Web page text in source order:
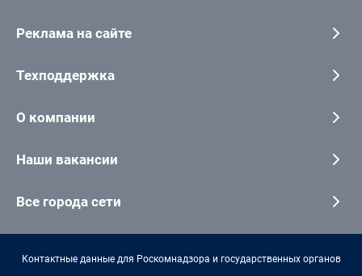
Реклама на сайте
Техподдержка
О компании
Наши вакансии
Все города сети
Контактные данные для Роскомнадзора и государственных органов